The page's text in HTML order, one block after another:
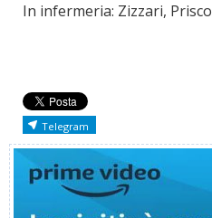
In infermeria: Zizzari, Prisco
Telegram